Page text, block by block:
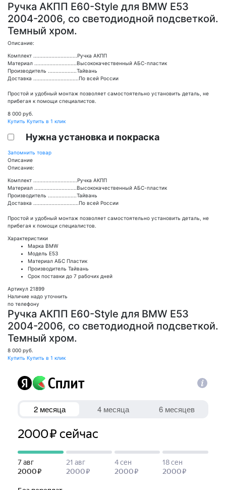
Ручка АКПП Е60-Style для BMW E53
2004-2006, со светодиодной подсветкой.
Темный хром.
Описание:
Комплект .............................Ручка АКПП
Материал ............................Высококачественный АБС-пластик
Производитель ...................Тайвань
Доставка ..............................По всей России
Простой и удобный монтаж позволяет самостоятельно установить деталь, не
прибегая к помощи специалистов.
8 000 руб.
Купить Купить в 1 клик
Нужна установка и покраска
Запомнить товар
Описание
Описание:
Комплект .............................Ручка АКПП
Материал ............................Высококачественный АБС-пластик
Производитель ...................Тайвань
Доставка ..............................По всей России
Простой и удобный монтаж позволяет самостоятельно установить деталь, не
прибегая к помощи специалистов.
Характеристики
Марка BMW
Модель E53
Материал АБС Пластик
Производитель Тайвань
Срок поставки до 7 рабочих дней
Артикул 21899
Наличие надо уточнить
по телефону
Ручка АКПП Е60-Style для BMW E53
2004-2006, со светодиодной подсветкой.
Темный хром.
8 000 руб.
Купить Купить в 1 клик